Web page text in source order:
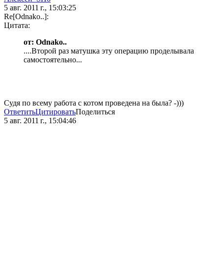
5 авг. 2011 г., 15:03:25
Re[Odnako..]:
Цитата:
от: Odnako..
....Второй раз матушка эту операцию проделывала
самостоятельно...
Судя по всему работа с котом проведена на была? -)))
ОтветитьЦитироватьПоделиться
5 авг. 2011 г., 15:04:46